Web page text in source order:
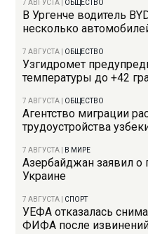
7 АВГУСТА ОБЩЕСТВО
В Ургенче водитель
несколько
7 АВГУСТА ОБЩЕСТВО
Узгидромет
температуры до +42
7 АВГУСТА ОБЩЕСТВО
Агентство миграции
трудоустройства
7 АВГУСТА В МИРЕ
Азербайджан заявил о
Украине
7 АВГУСТА СПОРТ
УЕФА отказалась
ФИФА после